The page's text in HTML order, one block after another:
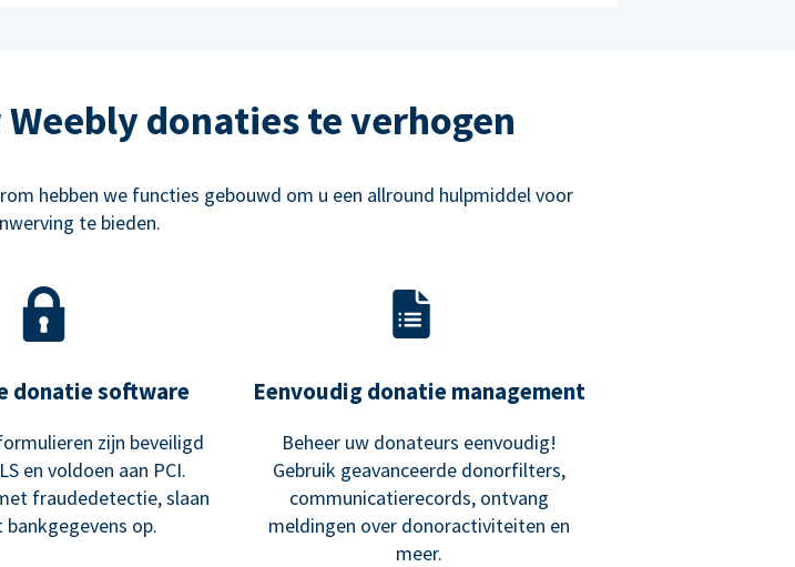
donaties te verhogen
hebben we functies gebouwd om u een allround hulpmiddel voor
te bieden.
donatie software
zijn beveiligd
en voldoen aan PCI.
fraudedetectie, slaan
op.
Eenvoudig donatie management
Beheer uw donateurs eenvoudig!
Gebruik geavanceerde donorfilters,
communicatierecords, ontvang
meldingen over donoractiviteiten en
meer.